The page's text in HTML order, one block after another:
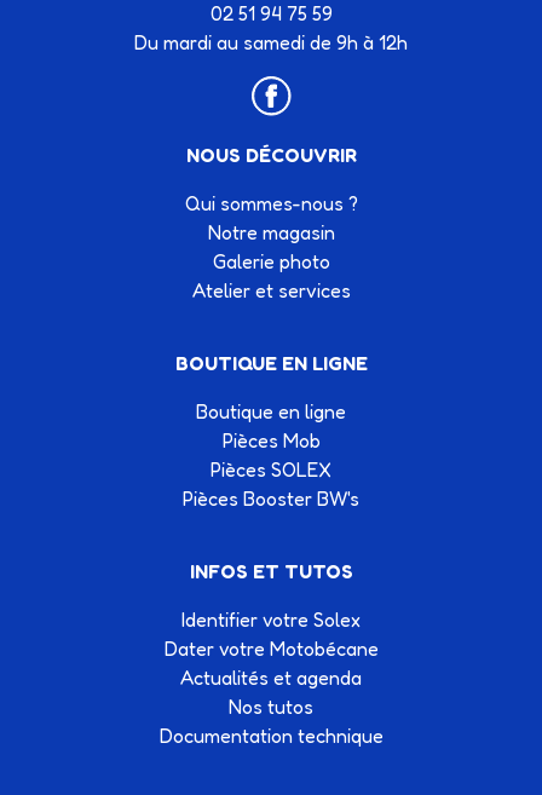
02 51 94 75 59
Du mardi au samedi de 9h à 12h
NOUS DÉCOUVRIR
Qui sommes-nous ?
Notre magasin
Galerie photo
Atelier et services
BOUTIQUE EN LIGNE
Boutique en ligne
Pièces Mob
Pièces SOLEX
Pièces Booster BW's
INFOS ET TUTOS
Identifier votre Solex
Dater votre Motobécane
Actualités et agenda
Nos tutos
Documentation technique